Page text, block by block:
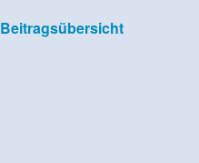
Beitragsübersicht